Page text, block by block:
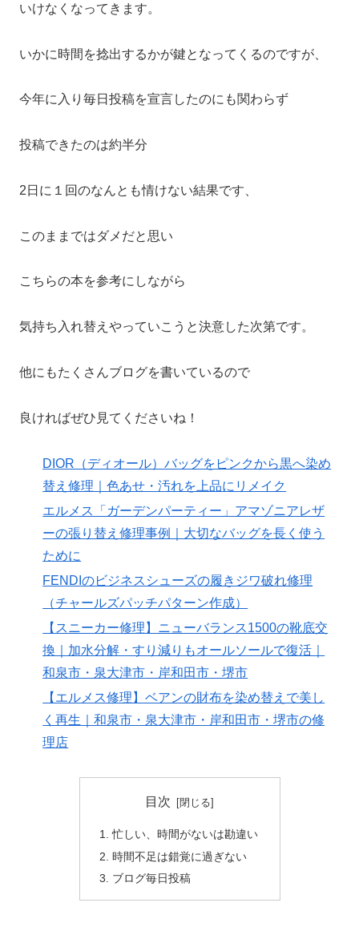
いけなくなってきます。
いかに時間を捻出するかが鍵となってくるのですが、
今年に入り毎日投稿を宣言したのにも関わらず
投稿できたのは約半分
2日に１回のなんとも情けない結果です、
このままではダメだと思い
こちらの本を参考にしながら
気持ち入れ替えやっていこうと決意した次第です。
他にもたくさんブログを書いているので
良ければぜひ見てくださいね！
DIOR（ディオール）バッグをピンクから黒へ染め
替え修理｜色あせ・汚れを上品にリメイク
エルメス「ガーデンパーティー」アマゾニアレザ
ーの張り替え修理事例｜大切なバッグを長く使う
ために
FENDIのビジネスシューズの履きジワ破れ修理
（チャールズパッチパターン作成）
【スニーカー修理】ニューバランス1500の靴底交
換｜加水分解・すり減りもオールソールで復活｜
和泉市・泉大津市・岸和田市・堺市
【エルメス修理】ベアンの財布を染め替えで美し
く再生｜和泉市・泉大津市・岸和田市・堺市の修
理店
目次
忙しい、時間がないは勘違い
時間不足は錯覚に過ぎない
ブログ毎日投稿